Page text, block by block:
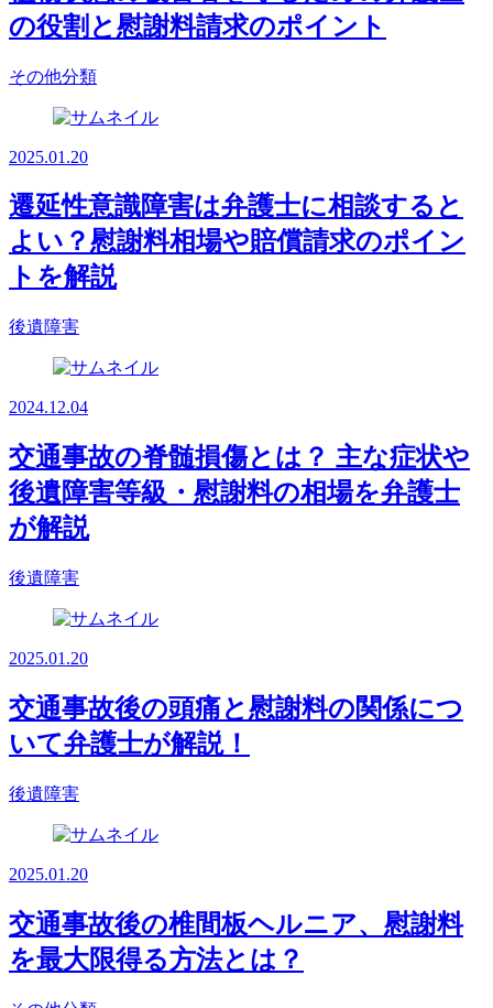
の役割と慰謝料請求のポイント
その他分類
2025.01.20
遷延性意識障害は弁護士に相談すると
よい？慰謝料相場や賠償請求のポイン
トを解説
後遺障害
2024.12.04
交通事故の脊髄損傷とは？ 主な症状や
後遺障害等級・慰謝料の相場を弁護士
が解説
後遺障害
2025.01.20
交通事故後の頭痛と慰謝料の関係につ
いて弁護士が解説！
後遺障害
2025.01.20
交通事故後の椎間板ヘルニア、慰謝料
を最大限得る方法とは？